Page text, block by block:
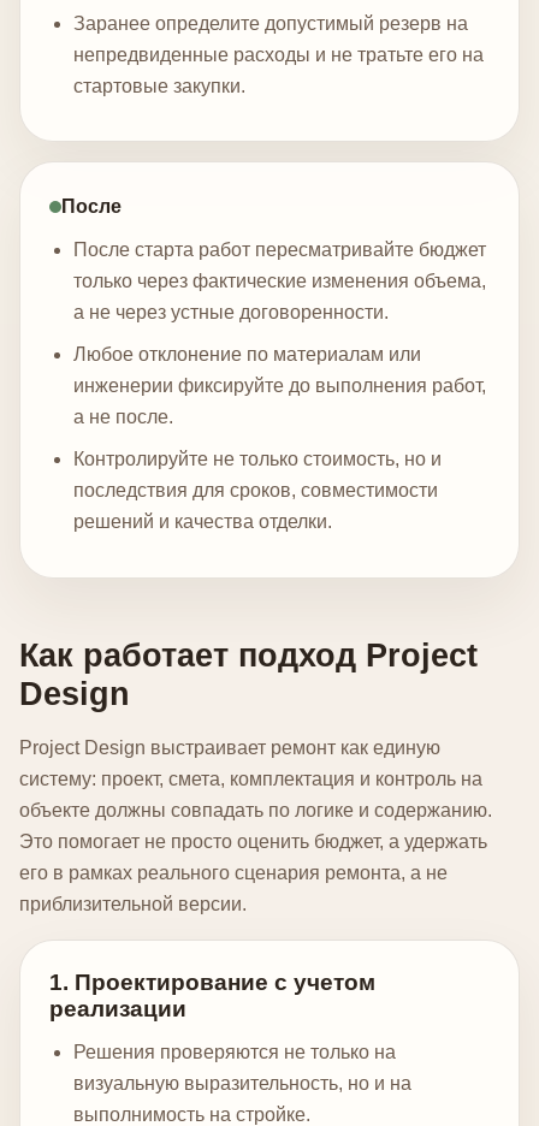
Заранее определите допустимый резерв на
непредвиденные расходы и не тратьте его на
стартовые закупки.
После
После старта работ пересматривайте бюджет
только через фактические изменения объема,
а не через устные договоренности.
Любое отклонение по материалам или
инженерии фиксируйте до выполнения работ,
а не после.
Контролируйте не только стоимость, но и
последствия для сроков, совместимости
решений и качества отделки.
Как работает подход Project
Design
Project Design выстраивает ремонт как единую
систему: проект, смета, комплектация и контроль на
объекте должны совпадать по логике и содержанию.
Это помогает не просто оценить бюджет, а удержать
его в рамках реального сценария ремонта, а не
приблизительной версии.
1. Проектирование с учетом
реализации
Решения проверяются не только на
визуальную выразительность, но и на
выполнимость на стройке.